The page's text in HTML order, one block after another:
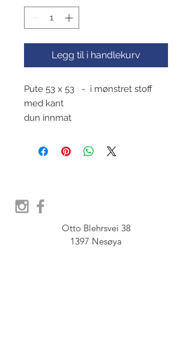
Legg til i handlekurv
Pute 53 x 53 - i mønstret stoff
med kant
dun innmat
Otto Blehrsvei 38
1397 Nesøya